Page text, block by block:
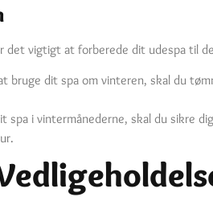
det vigtigt at forberede dit udespa til
bruge dit spa om vinteren, skal du
spa i vintermånederne, skal du sikre